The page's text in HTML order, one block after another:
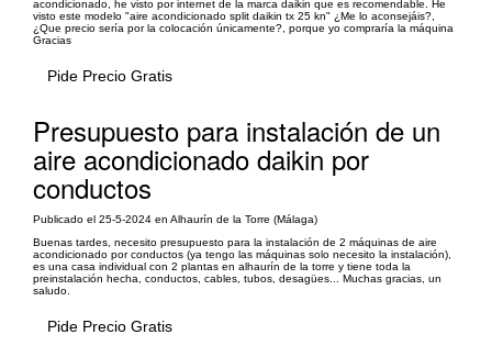
acondicionado, he visto por internet de la marca daikin que es recomendable. He
visto este modelo "aire acondicionado split daikin tx 25 kn" ¿Me lo aconsejáis?,
¿Que precio sería por la colocación únicamente?, porque yo compraría la máquina
Gracias
Pide Precio Gratis
Presupuesto para instalación de un
aire acondicionado daikin por
conductos
Publicado el 25-5-2024 en Alhaurín de la Torre (Málaga)
Buenas tardes, necesito presupuesto para la instalación de 2 máquinas de aire
acondicionado por conductos (ya tengo las máquinas solo necesito la instalación),
es una casa individual con 2 plantas en alhaurín de la torre y tiene toda la
preinstalación hecha, conductos, cables, tubos, desagües... Muchas gracias, un
saludo.
Pide Precio Gratis